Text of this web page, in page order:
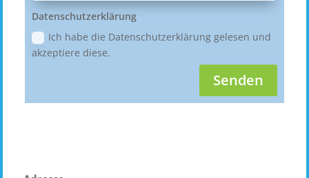
Datenschutzerklärung
Ich habe die Datenschutzerklärung gelesen und
akzeptiere diese.
Senden